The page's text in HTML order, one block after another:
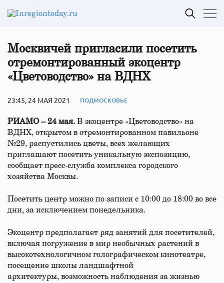
Москвичей пригласили посетить
отремонтированный экоцентр
«Цветоводство» на ВДНХ
23:45, 24 МАЯ 2021 ПОДМОСКОВЬЕ
РИАМО – 24 мая. В экоцентре «Цветоводство» на
ВДНХ, открытом в отремонтированном павильоне
№29, распустились цветы, всех желающих
приглашают посетить уникальную экспозицию,
сообщает пресс-служба комплекса городского
хозяйства Москвы.
Посетить центр можно по записи с 10:00 до 18:00 во все
дни, за исключением понедельника.
Экоцентр предполагает ряд занятий для посетителей,
включая погружение в мир необычных растений в
высокотехнологичном голографическом кинотеатре,
посещение школы ландшафтной
архитектуры, возможность наблюдения за жизнью